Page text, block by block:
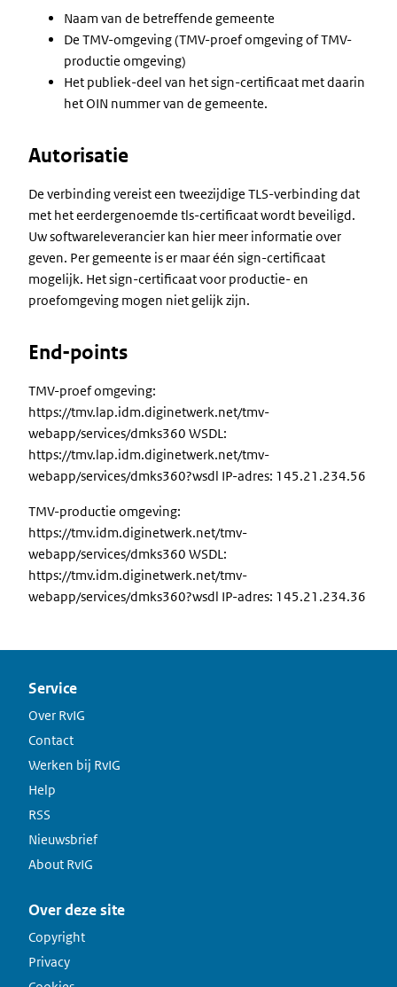
Naam van de betreffende gemeente
De TMV-omgeving (TMV-proef omgeving of TMV-
productie omgeving)
Het publiek-deel van het sign-certificaat met daarin
het OIN nummer van de gemeente.
Autorisatie
De verbinding vereist een tweezijdige TLS-verbinding dat
met het eerdergenoemde tls-certificaat wordt beveiligd.
Uw softwareleverancier kan hier meer informatie over
geven. Per gemeente is er maar één sign-certificaat
mogelijk. Het sign-certificaat voor productie- en
proefomgeving mogen niet gelijk zijn.
End-points
TMV-proef omgeving:
https://tmv.lap.idm.diginetwerk.net/tmv-
webapp/services/dmks360 WSDL:
https://tmv.lap.idm.diginetwerk.net/tmv-
webapp/services/dmks360?wsdl IP-adres: 145.21.234.56
TMV-productie omgeving:
https://tmv.idm.diginetwerk.net/tmv-
webapp/services/dmks360 WSDL:
https://tmv.idm.diginetwerk.net/tmv-
webapp/services/dmks360?wsdl IP-adres: 145.21.234.36
Service
Over RvIG
Contact
Werken bij RvIG
Help
RSS
Nieuwsbrief
About RvIG
Over deze site
Copyright
Privacy